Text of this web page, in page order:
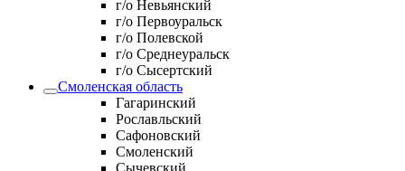
г/о Невьянский
г/о Первоуральск
г/о Полевской
г/о Среднеуральск
г/о Сысертский
Смоленская область
Гагаринский
Рославльский
Сафоновский
Смоленский
Сычевский